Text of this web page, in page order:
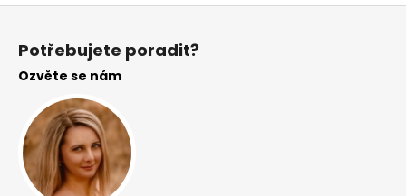
Z
Potřebujete poradit?
Ozvěte se nám